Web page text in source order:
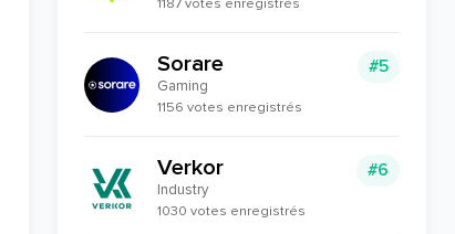
1187 votes enregistrés
#5
Sorare
Gaming
1156 votes enregistrés
#6
Verkor
Industry
1030 votes enregistrés